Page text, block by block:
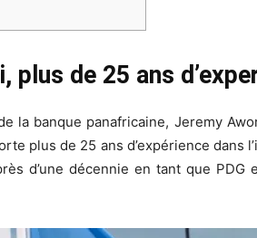
plus de 25 ans
la banque panafricaine, Jeremy
plus de 25 ans d’expérience dans
d’une décennie en tant que PDG